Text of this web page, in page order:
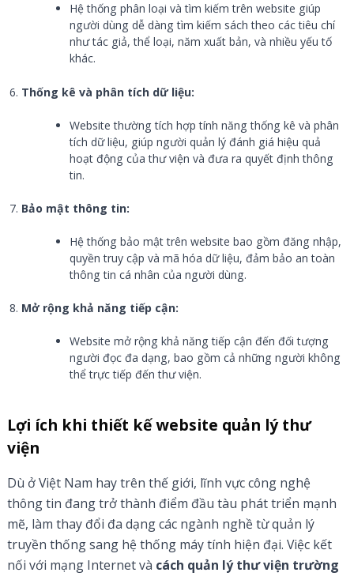
Hệ thống phân loại và tìm kiếm trên website giúp
người dùng dễ dàng tìm kiếm sách theo các tiêu chí
như tác giả, thể loại, năm xuất bản, và nhiều yếu tố
khác.
Thống kê và phân tích dữ liệu:
Website thường tích hợp tính năng thống kê và phân
tích dữ liệu, giúp người quản lý đánh giá hiệu quả
hoạt động của thư viện và đưa ra quyết định thông
tin.
Bảo mật thông tin:
Hệ thống bảo mật trên website bao gồm đăng nhập,
quyền truy cập và mã hóa dữ liệu, đảm bảo an toàn
thông tin cá nhân của người dùng.
Mở rộng khả năng tiếp cận:
Website mở rộng khả năng tiếp cận đến đối tượng
người đọc đa dạng, bao gồm cả những người không
thể trực tiếp đến thư viện.
Lợi ích khi thiết kế website quản lý thư
viện
Dù ở Việt Nam hay trên thế giới, lĩnh vực công nghệ
thông tin đang trở thành điểm đầu tàu phát triển mạnh
mẽ, làm thay đổi đa dạng các ngành nghề từ quản lý
truyền thống sang hệ thống máy tính hiện đại. Việc kết
nối với mạng Internet và cách quản lý thư viện trường